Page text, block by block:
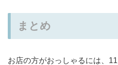
まとめ
お店の方がおっしゃるには、